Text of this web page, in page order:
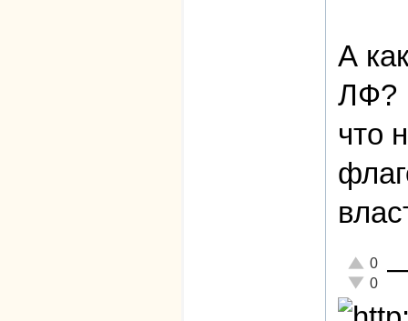
А
ЛФ?
что
Отлично!
0
0